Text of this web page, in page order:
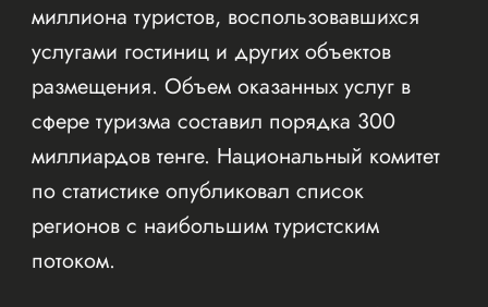
миллиона туристов, воспользовавшихся
услугами гостиниц и других объектов
размещения. Объем оказанных услуг в
сфере туризма составил порядка 300
миллиардов тенге. Национальный комитет
по статистике опубликовал список
регионов с наибольшим туристским
потоком.